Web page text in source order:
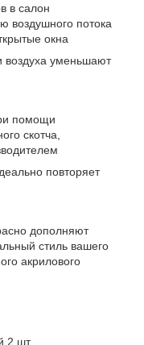
в салон
воздушного потока
окна
воздуха уменьшают
помощи
скотча,
повторяет
дополняют
стиль вашего
акрилового
2 шт.